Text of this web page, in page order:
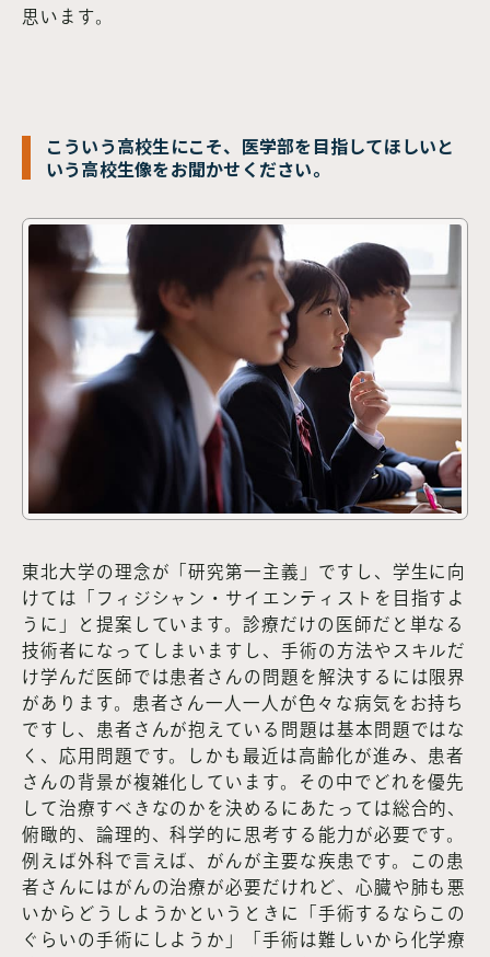
思います。
こういう高校生にこそ、医学部を目指してほしいと
いう高校生像をお聞かせください。
東北大学の理念が「研究第一主義」ですし、学生に向
けては「フィジシャン・サイエンティストを目指すよ
うに」と提案しています。診療だけの医師だと単なる
技術者になってしまいますし、手術の方法やスキルだ
け学んだ医師では患者さんの問題を解決するには限界
があります。患者さん一人一人が色々な病気をお持ち
ですし、患者さんが抱えている問題は基本問題ではな
く、応用問題です。しかも最近は高齢化が進み、患者
さんの背景が複雑化しています。その中でどれを優先
して治療すべきなのかを決めるにあたっては総合的、
俯瞰的、論理的、科学的に思考する能力が必要です。
例えば外科で言えば、がんが主要な疾患です。この患
者さんにはがんの治療が必要だけれど、心臓や肺も悪
いからどうしようかというときに「手術するならこの
ぐらいの手術にしようか」「手術は難しいから化学療